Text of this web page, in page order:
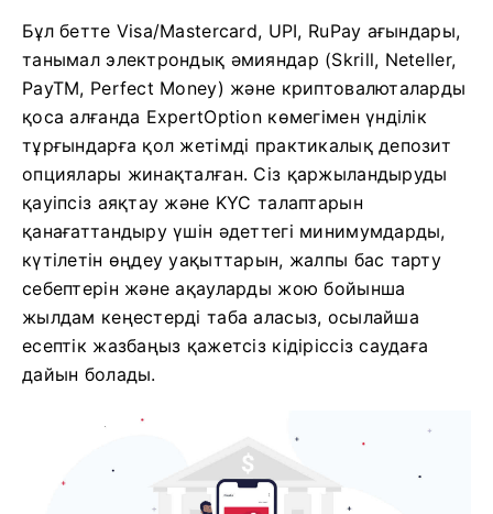
Бұл бетте Visa/Mastercard, UPI, RuPay ағындары,
танымал электрондық әмияндар (Skrill, Neteller,
PayTM, Perfect Money) және криптовалюталарды
қоса алғанда ExpertOption көмегімен үнділік
тұрғындарға қол жетімді практикалық депозит
опциялары жинақталған. Сіз қаржыландыруды
қауіпсіз аяқтау және KYC талаптарын
қанағаттандыру үшін әдеттегі минимумдарды,
күтілетін өңдеу уақыттарын, жалпы бас тарту
себептерін және ақауларды жою бойынша
жылдам кеңестерді таба аласыз, осылайша
есептік жазбаңыз қажетсіз кідіріссіз саудаға
дайын болады.